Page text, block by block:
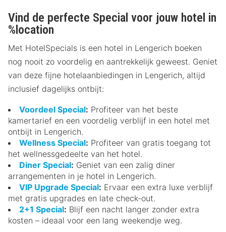
Vind de perfecte Special voor jouw hotel in
%location
Met HotelSpecials is een hotel in Lengerich boeken
nog nooit zo voordelig en aantrekkelijk geweest. Geniet
van deze fijne hotelaanbiedingen in Lengerich, altijd
inclusief dagelijks ontbijt:
Voordeel Special: Profiteer van het beste
kamertarief en een voordelig verblijf in een hotel met
ontbijt in Lengerich.
Wellness Special: Profiteer van gratis toegang tot
het wellnessgedeelte van het hotel.
Diner Special: Geniet van een zalig diner
arrangementen in je hotel in Lengerich.
VIP Upgrade Special: Ervaar een extra luxe verblijf
met gratis upgrades en late check-out.
2+1 Special: Blijf een nacht langer zonder extra
kosten – ideaal voor een lang weekendje weg.